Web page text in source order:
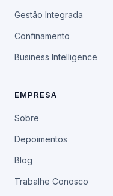
Gestão Integrada
Confinamento
Business Intelligence
EMPRESA
Sobre
Depoimentos
Blog
Trabalhe Conosco